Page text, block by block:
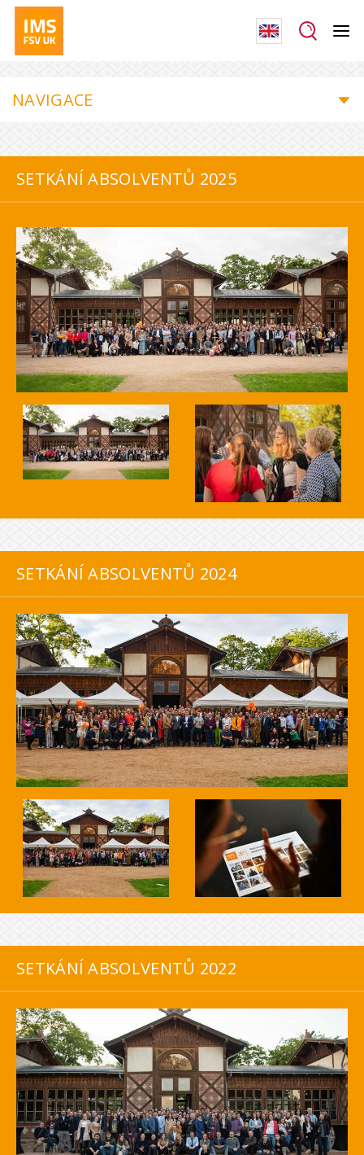
NAVIGACE
SETKÁNÍ ABSOLVENTŮ 2025
SETKÁNÍ ABSOLVENTŮ 2024
SETKÁNÍ ABSOLVENTŮ 2022